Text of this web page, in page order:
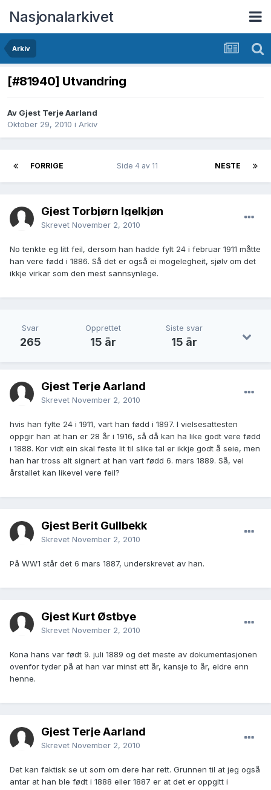
Nasjonalarkivet
Arkiv
[#81940] Utvandring
Av Gjest Terje Aarland
Oktober 29, 2010 i Arkiv
FORRIGE NESTE
Side 4 av 11
Gjest Torbjørn Igelkjøn
Skrevet November 2, 2010
No tenkte eg litt feil, dersom han hadde fylt 24 i februar 1911 måtte
han vere fødd i 1886. Så det er også ei mogelegheit, sjølv om det
ikkje virkar som den mest sannsynlege.
Svar
265
Opprettet
15 år
Siste svar
15 år
Gjest Terje Aarland
Skrevet November 2, 2010
hvis han fylte 24 i 1911, vart han fødd i 1897. I vielsesattesten
oppgir han at han er 28 år i 1916, så då kan ha like godt vere fødd
i 1888. Kor vidt ein skal feste lit til slike tal er ikkje godt å seie, men
han har tross alt signert at han vart fødd 6. mars 1889. Så, vel
årstallet kan likevel vere feil?
Gjest Berit Gullbekk
Skrevet November 2, 2010
På WW1 står det 6 mars 1887, underskrevet av han.
Gjest Kurt Østbye
Skrevet November 2, 2010
Kona hans var født 9. juli 1889 og det meste av dokumentasjonen
ovenfor tyder på at han var minst ett år, kansje to år, eldre enn
henne.
Gjest Terje Aarland
Skrevet November 2, 2010
Det kan faktisk se ut som om dere har rett. Grunnen til at jeg også
antar at han ble født i 1888 eller 1887 er at det er oppgitt i